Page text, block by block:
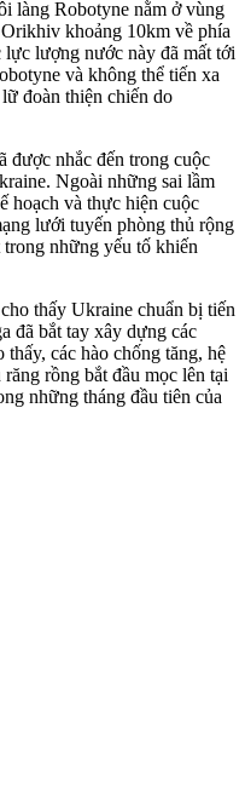
làng Robotyne nằm ở vùng
khoảng 10km về phía
lượng nước này đã mất tới
và không thể tiến xa
đoàn thiện chiến do
được nhắc đến trong cuộc
Ngoài những sai lầm
hoạch và thực hiện cuộc
lưới tuyến phòng thủ rộng
những yếu tố khiến
thấy Ukraine chuẩn bị tiến
đã bắt tay xây dựng các
các hào chống tăng, hệ
rồng bắt đầu mọc lên tại
những tháng đầu tiên của